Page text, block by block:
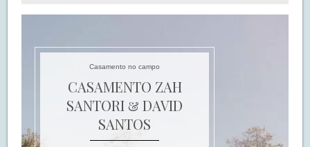
Casamento no campo
CASAMENTO ZAH
SANTORI & DAVID
SANTOS